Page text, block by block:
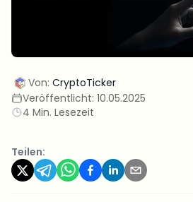
Von: CryptoTicker
Veröffentlicht: 10.05.2025
4 Min. Lesezeit
Teilen: